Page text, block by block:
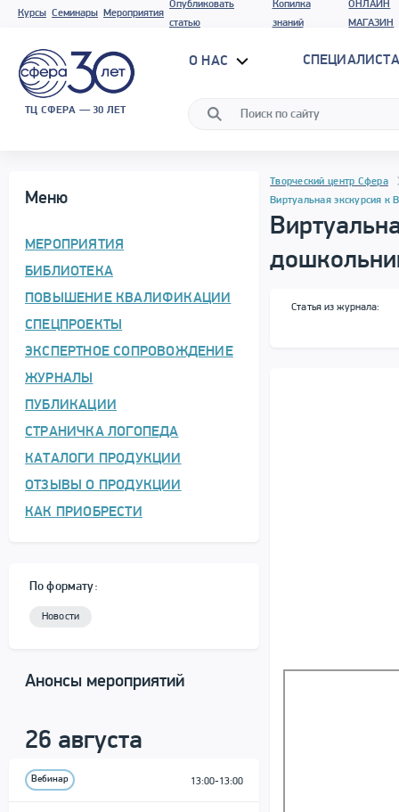
Курсы Семинары Мероприятия
Опубликовать
статью
Копилка
знаний
ОНЛАЙН
МАГАЗИН
ТЦ СФЕРА — 30 ЛЕТ
О НАС
Меню
МЕРОПРИЯТИЯ
БИБЛИОТЕКА
ПОВЫШЕНИЕ КВАЛИФИКАЦИИ
СПЕЦПРОЕКТЫ
ЭКСПЕРТНОЕ СОПРОВОЖДЕНИЕ
ЖУРНАЛЫ
ПУБЛИКАЦИИ
СТРАНИЧКА ЛОГОПЕДА
КАТАЛОГИ ПРОДУКЦИИ
ОТЗЫВЫ О ПРОДУКЦИИ
КАК ПРИОБРЕСТИ
По формату:
Новости
Анонсы мероприятий
26 августа
Вебинар 13:00-13:00
Программа материала
Навигация
Творческий центр Сфера
Виртуальная экскурсия
Статья из журнала: